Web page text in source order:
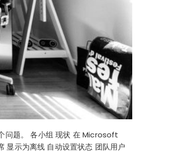
问题。 各小组 现状 在 Microsoft
显示为离线 自动设置状态 团队用户